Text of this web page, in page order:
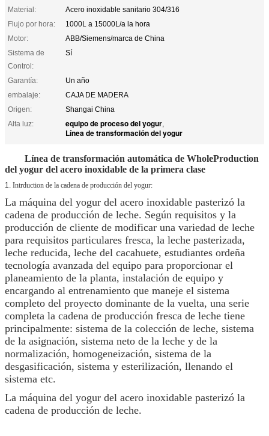
Material:
Acero inoxidable sanitario 304/316
Flujo por hora:
1000L a 15000L/a la hora
Motor:
ABB/Siemens/marca de China
Sistema de
Control:
Sí
Garantía:
Un año
embalaje:
CAJA DE MADERA
Origen:
Shangai China
Alta luz:
equipo de proceso del yogur,
Línea de transformación del yogur
Línea de transformación automática de WholeProduction
del yogur del acero inoxidable de la primera clase
1. Intrduction de la cadena de producción del yogur:
La máquina del yogur del acero inoxidable pasterizó la
cadena de producción de leche. Según requisitos y la
producción de cliente de modificar una variedad de leche
para requisitos particulares fresca, la leche pasterizada,
leche reducida, leche del cacahuete, estudiantes ordeña
tecnología avanzada del equipo para proporcionar el
planeamiento de la planta, instalación de equipo y
encargando al entrenamiento que maneje el sistema
completo del proyecto dominante de la vuelta, una serie
completa la cadena de producción fresca de leche tiene
principalmente: sistema de la colección de leche, sistema
de la asignación, sistema neto de la leche y de la
normalización, homogeneización, sistema de la
desgasificación, sistema y esterilización, llenando el
sistema etc.
La máquina del yogur del acero inoxidable pasterizó la
cadena de producción de leche.